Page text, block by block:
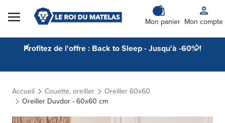
Skip to Content
Mon panier Mon compte
Profitez de l'offre : Back to Sleep - Jusqu'à -60% !
Accueil Couette, oreiller
Oreiller 60x60
Oreiller Duvdor - 60x60 cm